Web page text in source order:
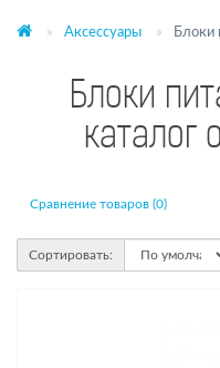
Аксессуары Блоки
Блоки
каталог
Сравнение товаров (0)
Сортировать: